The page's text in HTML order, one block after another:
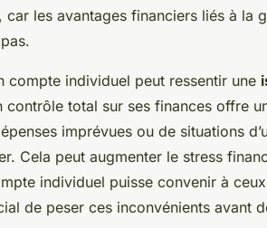
les avantages financiers liés à la
compte individuel peut ressentir une
contrôle total sur ses finances offre
imprévues ou de situations
Cela peut augmenter le stress
individuel puisse convenir à
de peser ces inconvénients avant